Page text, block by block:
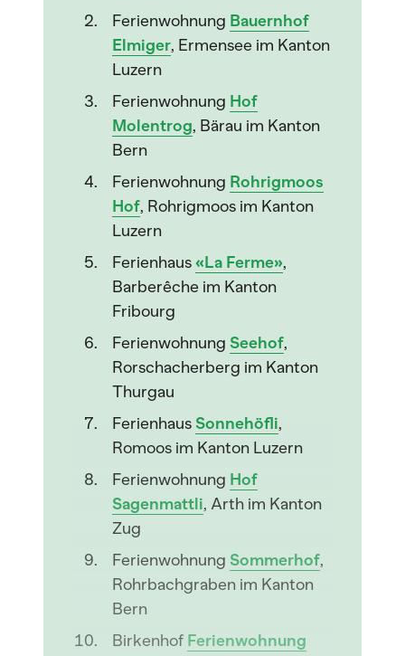
Ferienwohnung Bauernhof
Elmiger, Ermensee im Kanton
Luzern
Ferienwohnung Hof
Molentrog, Bärau im Kanton
Bern
Ferienwohnung Rohrigmoos
Hof, Rohrigmoos im Kanton
Luzern
Ferienhaus«La Ferme»,
Barberêche im Kanton
Fribourg
Ferienwohnung Seehof,
Rorschacherberg im Kanton
Thurgau
FerienhausSonnehöfli,
Romoos im Kanton Luzern
Ferienwohnung Hof
Sagenmattli, Arth im Kanton
Zug
Ferienwohnung Sommerhof,
Rohrbachgraben im Kanton
Bern
Birkenhof Ferienwohnung